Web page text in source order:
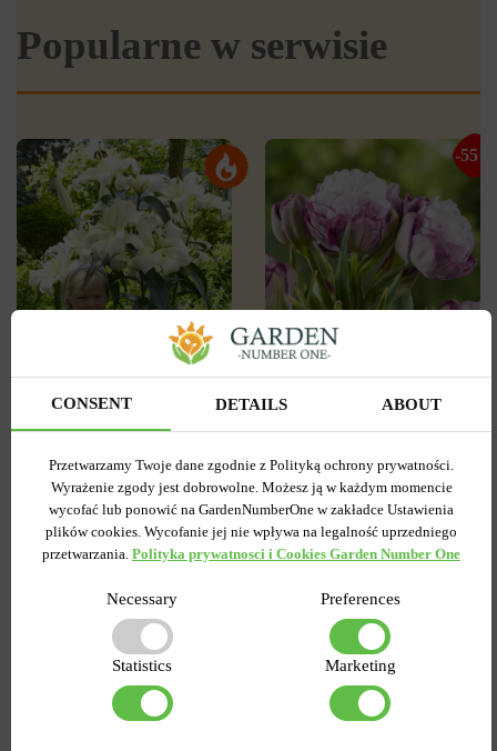
Popularne w serwisie
Lilia OT Hybryda Pretty
woman
Wysyłamy od 5 września
Kupiony 1956 razy
Kod produktu
1308
Ilość w paczce
1
DO KOSZYKA
-55%
Tulipan
Wysyłamy od 5 września
Kupiony 217 razy
Kod produktu
1467
Ilość w paczce
DO KOSZYKA
CONSENT DETAILS ABOUT
Przetwarzamy Twoje dane zgodnie z Polityką ochrony prywatności.
Wyrażenie zgody jest dobrowolne. Możesz ją w każdym momencie
wycofać lub ponowić na GardenNumberOne w zakładce Ustawienia
plików cookies. Wycofanie jej nie wpływa na legalność uprzedniego
przetwarzania. Polityka prywatnosci i Cookies Garden Number One
Necessary Preferences
Statistics Marketing